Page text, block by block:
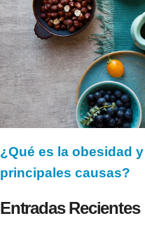
¿Qué es la obesidad
principales causas?
Entradas Recientes